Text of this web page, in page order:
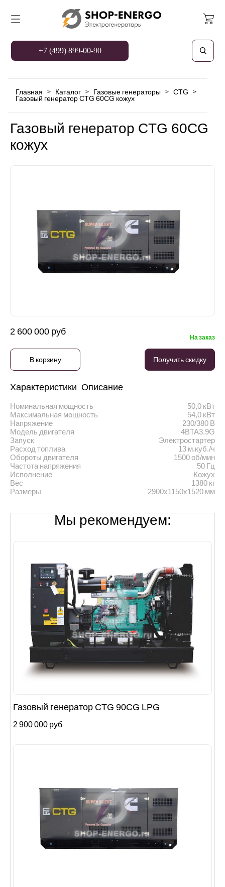
+7 (499) 899-00-90
Главная > Каталог > Газовые генераторы > CTG >
Газовый генератор CTG 60CG кожух
Газовый генератор CTG 60CG
кожух
2 600 000 руб
На заказ
В корзину Получить скидку
Характеристики Описание
Номинальная мощность
50,0 кВт
Максимальная мощность
54,0 кВт
Напряжение
230/380 В
Модель двигателя
4BTA3.9G
Запуск
Электростартер
Расход топлива
13 м.куб./ч
Обороты двигателя
1500 об/мин
Частота напряжения
50 Гц
Исполнение
Кожух
Вес
1380 кг
Размеры
2900х1150х1520 мм
Мы рекомендуем:
Газовый генератор CTG 90CG LPG
2 900 000 руб